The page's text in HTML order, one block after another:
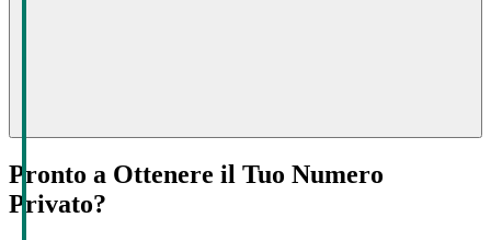
Pronto a Ottenere il Tuo Numero
Privato?